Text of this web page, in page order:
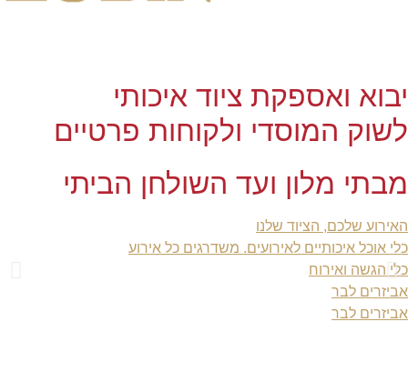
יבוא ואספקת ציוד איכותי
לשוק המוסדי ולקוחות פרטיים
מבתי מלון ועד השולחן הביתי
האירוע שלכם, הציוד שלנו
כלי אוכל איכותיים לאירועים. משדרגים כל אירוע
כלי הגשה ואירוח
אביזרים לבר
אביזרים לבר